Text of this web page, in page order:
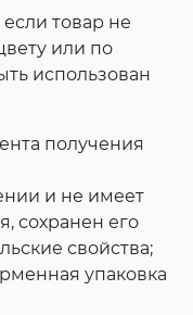
товар не
или по
использован
получения
и не имеет
сохранен его
свойства;
упаковка